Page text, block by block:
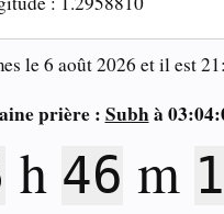
le6 août 2026 et il est
prière : Subhà
h 46 m